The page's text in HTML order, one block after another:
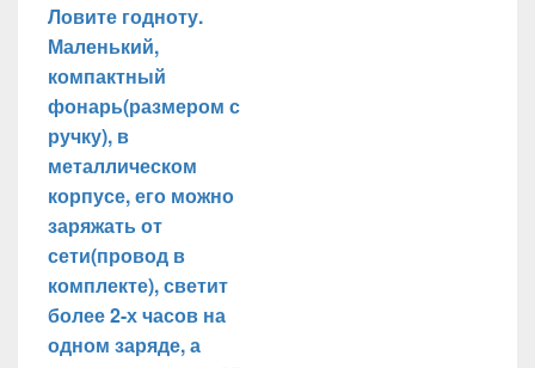
Ловите годноту.
Маленький,
компактный
фонарь(размером с
ручку), в
металлическом
корпусе, его можно
заряжать от
сети(провод в
комплекте), светит
более 2-х часов на
одном заряде, а